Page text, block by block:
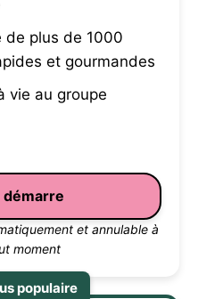
de plus de 1000
et gourmandes
vie au groupe
démarre
et annulable à
moment